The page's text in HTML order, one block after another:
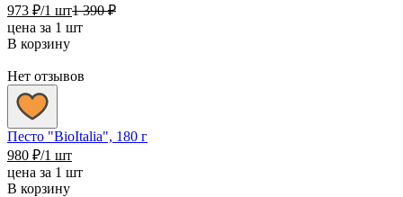
973 ₽/1 шт1 390₽
цена за 1 шт
В корзину
Нет отзывов
Песто "BioItalia", 180 г
980 ₽/1 шт
цена за 1 шт
В корзину